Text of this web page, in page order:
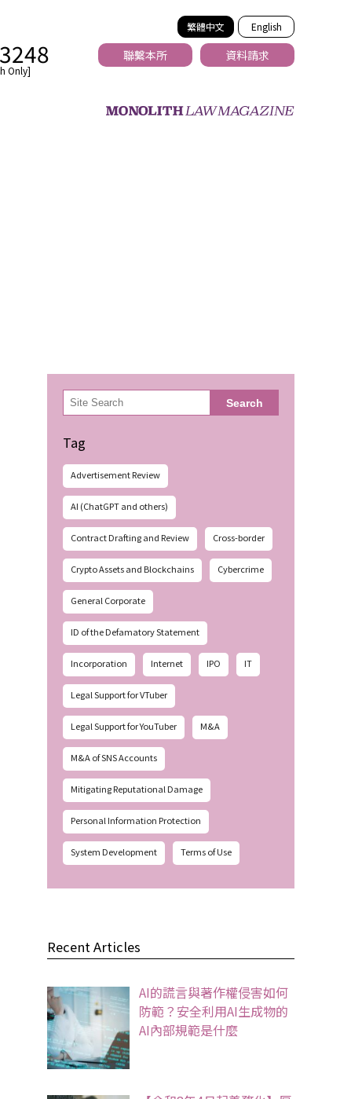
繁體中文 English
Only]
聯繫本所 資料請求
検
索 Search
Tag
Advertisement Review
AI (ChatGPT and others)
Contract Drafting and Review Cross-border
Crypto Assets and Blockchains Cybercrime
General Corporate
ID of the Defamatory Statement
Incorporation Internet IPO IT
Legal Support for VTuber
Legal Support for YouTuber M&A
M&A of SNS Accounts
Mitigating Reputational Damage
Personal Information Protection
System Development Terms of Use
Recent Articles
AI的謊言與著作權侵害如何
防範？安全利用AI生成物的
AI內部規範是什麼